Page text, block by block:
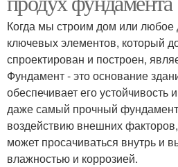
Когда мы строим дом или любое
ключевых элементов, который
спроектирован и построен,
Фундамент - это основание
обеспечивает его устойчивость
даже самый прочный
воздействию внешних факторов,
может просачиваться внутрь и
влажностью и коррозией.